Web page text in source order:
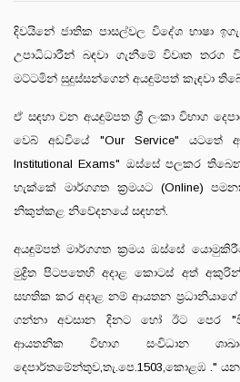
දිවයිනේ ජාතික පාසල්වල විදේශ භාෂා
උපාධිධාරීන් බඳවා ගැනීමේ විවෘත තරග
මට්ටමින් සුදුස්සන්ගෙන් අයඳුම්පත් කැඳවා
ඒ සඳහා වන අයඳුම්පත ශ්‍රී ලංකා විභාග
වෙබ් අඩවියේ "Our Service" යටතේ
Institutional Exams" ඔස්සේ පලකර
හැක්කේ මාර්ගගත ක්‍රමයට (Online)
නිකුත්කළ නිවේදනයේ සඳහන්.
අයඳුම්පත් මාර්ගගත ක්‍රමය ඔස්සේ
මුද්‍රිත පිටපතෙහි අදාළ කොටස් අත්
සහතික කර අදාළ නම් ආයතන
ගන්නා අවසාන දිනට හෝ ඊට පෙර
ආයතනික විභාග සංවිධාන
දෙපාර්තමේන්තුව,තැ.පෙ.1503,කොළඹ ."